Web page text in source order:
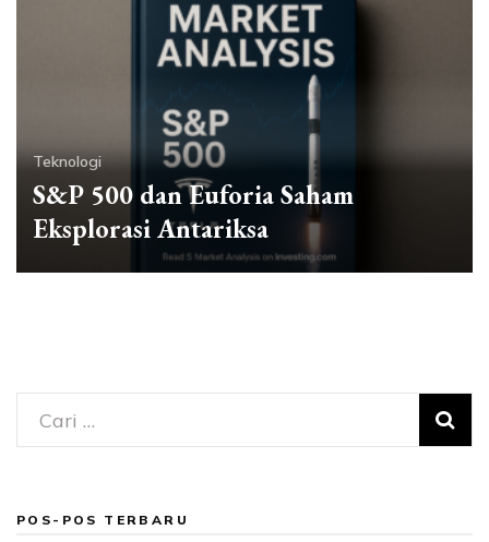
Teknologi
S&P 500 dan Euforia Saham
Eksplorasi Antariksa
Cari
untuk:
POS-POS TERBARU